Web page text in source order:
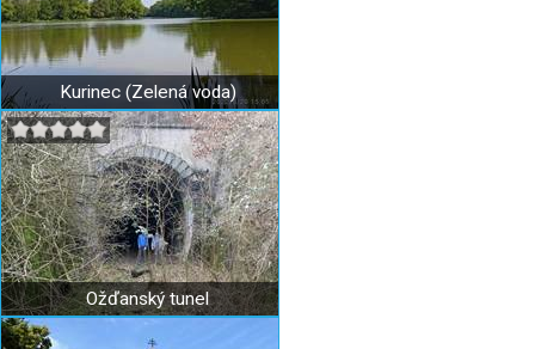
Kurinec (Zelená voda)
Ožďanský tunel